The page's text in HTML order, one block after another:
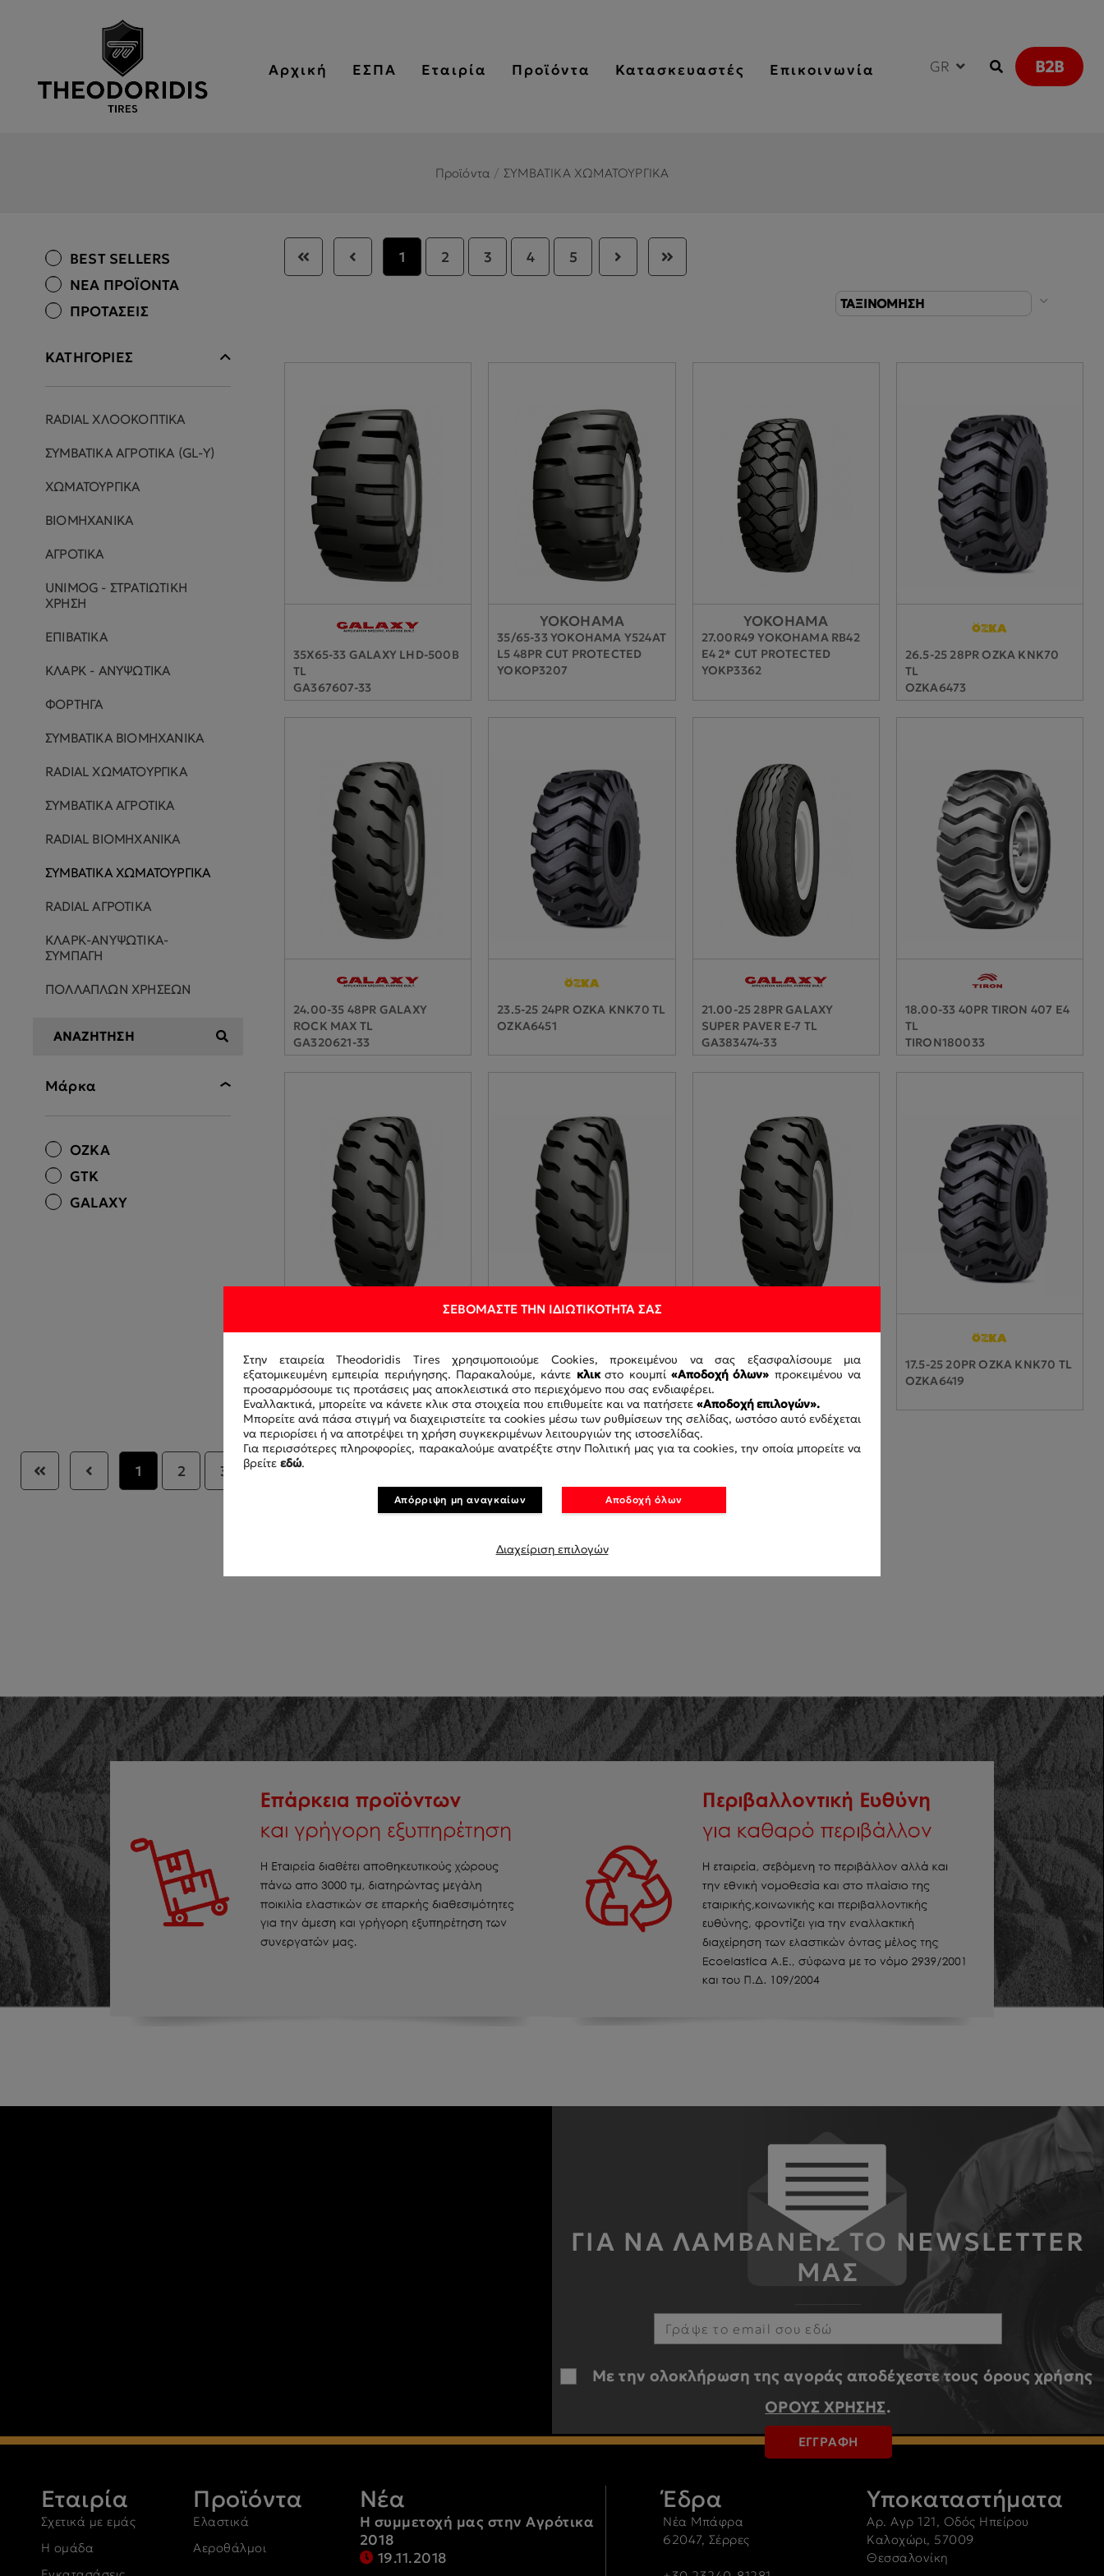
Αρχική ΕΣΠΑ Εταιρία Προϊόντα Κατασκευαστές Επικοινωνία GR B2B
Προϊόντα / ΣΥΜΒΑΤΙΚΑ ΧΩΜΑΤΟΥΡΓΙΚΑ
BEST SELLERS
ΝΕΑ ΠΡΟΪΟΝΤΑ
ΠΡΟΤΑΣΕΙΣ
ΚΑΤΗΓΟΡΙΕΣ
RADIAL ΧΛΟΟΚΟΠΤΙΚΑ
ΣΥΜΒΑΤΙΚΑ ΑΓΡΟΤΙΚΑ (GL-Y)
ΧΩΜΑΤΟΥΡΓΙΚΑ
ΒΙΟΜΗΧΑΝΙΚΑ
ΑΓΡΟΤΙΚΑ
UNIMOG - ΣΤΡΑΤΙΩΤΙΚΗ
ΧΡΗΣΗ
ΕΠΙΒΑΤΙΚΑ
ΚΛΑΡΚ - ΑΝΥΨΩΤΙΚΑ
ΦΟΡΤΗΓΑ
ΣΥΜΒΑΤΙΚΑ ΒΙΟΜΗΧΑΝΙΚΑ
RADIAL ΧΩΜΑΤΟΥΡΓΙΚΑ
ΣΥΜΒΑΤΙΚΑ ΑΓΡΟΤΙΚΑ
RADIAL ΒΙΟΜΗΧΑΝΙΚΑ
ΣΥΜΒΑΤΙΚΑ ΧΩΜΑΤΟΥΡΓΙΚΑ
RADIAL ΑΓΡΟΤΙΚΑ
ΚΛΑΡΚ-ΑΝΥΨΩΤΙΚΑ-
ΣΥΜΠΑΓΗ
ΠΟΛΛΑΠΛΩΝ ΧΡΗΣΕΩΝ
Μάρκα
OZKA
GTK
GALAXY
1 2 3 4 5
ΤΑΞΙΝΟΜΗΣΗ
35X65-33 GALAXY LHD-500B
TL
GA367607-33
YOKOHAMA
35/65-33 YOKOHAMA Y524AT
L5 48PR CUT PROTECTED
YOKOP3207
YOKOHAMA
27.00R49 YOKOHAMA RB42
E4 2* CUT PROTECTED
YOKP3362
26.5-25 28PR OZKA KNK70
TL
OZKA6473
24.00-35 48PR GALAXY
ROCK MAX TL
GA320621-33
23.5-25 24PR OZKA KNK70 TL
OZKA6451
21.00-25 28PR GALAXY
SUPER PAVER E-7 TL
GA383474-33
18.00-33 40PR TIRON 407 E4
TL
TIRON180033
18.00-33 40PR GALAXY
ROCK MAX TL
GA320602-33
18.00-25 40PR GALAXY
ROCK MAX TL
GA320465-33
18.00-25 GALAXY ROCK MAX
E-4 32PR TL
GA320464-33
17.5-25 20PR OZKA KNK70 TL
OZKA6419
1 2 3 4
ΚΑΤΑΣΚΕΥΑΣΤΕΣ
ΓΙΑ ΝΑ ΛΑΜΒΑΝΕΙΣ ΤΟ NEWSLETTER
ΜΑΣ
Με την ολοκλήρωση της αγοράς αποδέχεστε τους όρους χρήσης
ΟΡΟΥΣ ΧΡΗΣΗΣ.
ΕΓΓΡΑΦΗ
Εταιρία
Σχετικά με εμάς
Η ομάδα
Προϊόντα
Ελαστικά
Αεροθάλμοι
Νέα
Η συμμετοχή μας στην Αγρότικα
2018
19.11.2018
Έδρα
Νέα Μπάφρα
62047, Σέρρες
Υποκαταστήματα
Αρ. Αγρ 121, Οδός Ηπείρου
Καλοχώρι, 57009
Θεσσαλονίκη
ΣΕΒΌΜΑΣΤΕ ΤΗΝ ΙΔΙΩΤΙΚΌΤΗΤΆ ΣΑΣ
Στην εταιρεία Theodoridis Tires χρησιμοποιούμε Cookies, προκειμένου να σας εξασφαλίσουμε μια
εξατομικευμένη εμπειρία περιήγησης. Παρακαλούμε, κάντε κλικστο κουμπί «Αποδοχή όλων» προκειμένου να
προσαρμόσουμε τις προτάσεις μας αποκλειστικά στο περιεχόμενο που σας ενδιαφέρει.
Εναλλακτικά, μπορείτε να κάνετε κλικ στα στοιχεία που επιθυμείτε και να πατήσετε «Αποδοχή επιλογών».
Μπορείτε ανά πάσα στιγμή να διαχειριστείτε τα cookies μέσω των ρυθμίσεων της σελίδας, ωστόσο αυτό ενδέχεται
να περιορίσει ή να αποτρέψει τη χρήση συγκεκριμένων λειτουργιών της ιστοσελίδας.
Για περισσότερες πληροφορίες, παρακαλούμε ανατρέξτε στην Πολιτική μας για τα cookies, την οποία μπορείτε να
βρείτε εδώ.
Απόρριψη μη αναγκαίων Αποδοχή όλων
Διαχείριση επιλογών